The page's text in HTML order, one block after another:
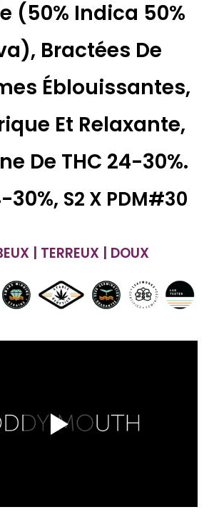
(50% Indica 50%
Bractées De
Éblouissantes,
Et Relaxante,
De THC 24-30%.
30%, S2 X PDM#30
| TERREUX | DOUX